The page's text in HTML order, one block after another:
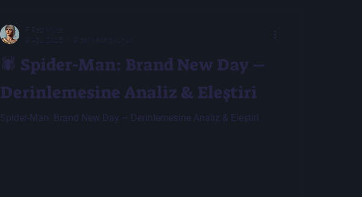
🕷️ Spider-Man: Brand New Day –
Derinlemesine Analiz & Eleştiri
Spider-Man: Brand New Day – Derinlemesine Analiz & Eleştiri
F Red Muse
3 Ağu 2025
3 dakikada okunur